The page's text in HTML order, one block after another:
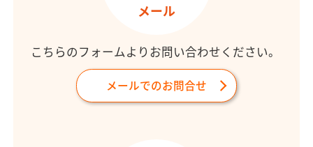
メール
こちらのフォームよりお問い合わせください。
メールでのお問合せ